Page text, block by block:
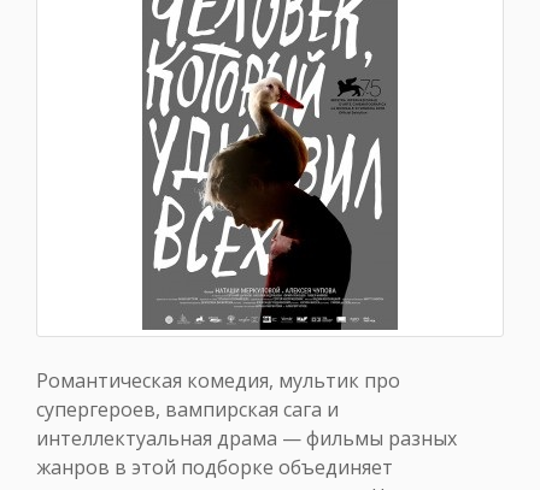
Романтическая комедия, мультик про
супергероев, вампирская сага и
интеллектуальная драма — фильмы разных
жанров в этой подборке объединяет